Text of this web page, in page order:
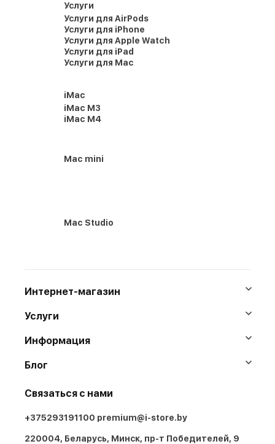
Услуги
Услуги для AirPods
Услуги для iPhone
Услуги для Apple Watch
Услуги для iPad
Услуги для Mac
iMac
iMac M3
iMac M4
Mac mini
Mac Studio
Интернет-магазин
Услуги
Информация
Блог
Связаться с нами
+375293191100 premium@i-store.by
220004, Беларусь, Минск, пр-т Победителей, 9